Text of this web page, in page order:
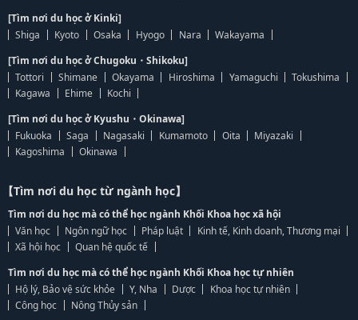
[Tìm nơi du học ở Kinki]
Shiga
Kyoto Osaka Hyogo Nara
Wakayama
[Tìm nơi du học ở Chugoku・Shikoku]
Tottori
Shimane Okayama Hiroshima Yamaguchi
Tokushima
Kagawa
Ehime
Kochi
[Tìm nơi du học ở Kyushu・Okinawa]
Fukuoka
Saga Nagasaki Kumamoto Oita
Miyazaki
Kagoshima
Okinawa
【Tìm nơi du học từ ngành học】
Tìm nơi du học mà có thể học ngành Khối Khoa học xã hội
Văn học
Ngôn ngữ học Pháp luật
Kinh tế, Kinh doanh, Thương mại
Xã hội học
Quan hệ quốc tế
Tìm nơi du học mà có thể học ngành Khối Khoa học tự nhiên
Hộ lý, Bảo vệ sức khỏe
Y, Nha Dược
Khoa học tự nhiên
Công học
Nông Thủy sản